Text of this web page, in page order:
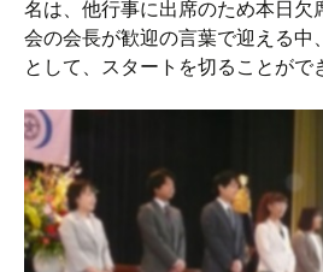
名は、他行事に出席のため本日欠
会の会長が歓迎の言葉で迎える中
として、スタートを切ることがで